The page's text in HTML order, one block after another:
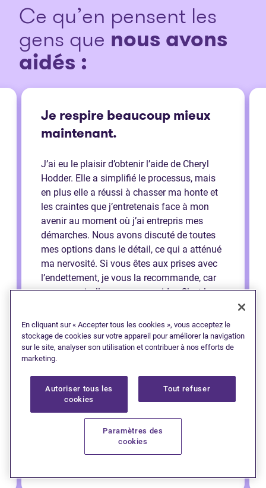
Ce qu’en pensent les
gens que nous avons
aidés :
Je respire beaucoup mieux
maintenant.
J’ai eu le plaisir d’obtenir l’aide de Cheryl
Hodder. Elle a simplifié le processus, mais
en plus elle a réussi à chasser ma honte et
les craintes que j’entretenais face à mon
avenir au moment où j’ai entrepris mes
démarches. Nous avons discuté de toutes
mes options dans le détail, ce qui a atténué
ma nervosité. Si vous êtes aux prises avec
l’endettement, je vous la recommande, car
croyez-moi, elle saura vous aider. C’est la
respirer un peu mieux maintenant que je
sais que je peux bâtir mon avenir de la
bonne manière. Merci Cheryl !
En cliquant sur « Accepter tous les cookies », vous acceptez le
stockage de cookies sur votre appareil pour améliorer la navigation
sur le site, analyser son utilisation et contribuer à nos efforts de
marketing.
Autoriser tous les
cookies
Tout refuser
Paramètres des
cookies